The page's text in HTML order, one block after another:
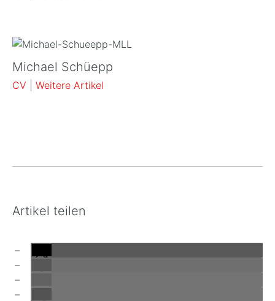
Michael Schüepp
CV Weitere Artikel
Artikel teilen